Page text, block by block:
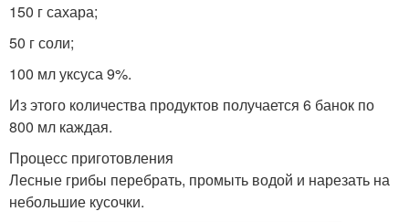
150 г сахара;
50 г соли;
100 мл уксуса 9%.
Из этого количества продуктов получается 6 банок по
800 мл каждая.
Процесс приготовления
Лесные грибы перебрать, промыть водой и нарезать на
небольшие кусочки.